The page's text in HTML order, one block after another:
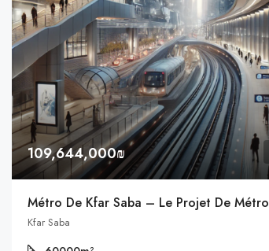
109,644,000₪
Métro De Kfar Saba – Le Projet De Métro
Kfar Saba